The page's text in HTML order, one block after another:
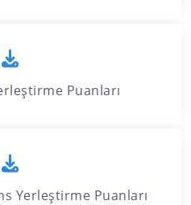
Puanları
Yerleştirme Puanları